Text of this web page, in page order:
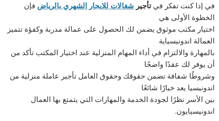
في إذا كنت تفكر فيتأجير شغالات للايجار الشهري بالرياض فإن
الخطوة الأولى هي
اختيار مكتب موثوق يضمن لك الحصول على عمالة مدربة وكفؤة تتميز
العمالة اندونيسياية
بالمهارة والالتزام في أداء المهام المنزلية عند اختيار المكتب تأكد من
أن يوفر لك عقدًا واضحًا
وشروطًا شفافة تضمن حقوقك وحقوق العامل تأجير عاملة منزلية من
اندونيسيا يعد خيارًا شائعًا
بين الأسر نظرًا لجودة الخدمة والمهارات التي يتمتع بها العمال
اندونيسيايون.